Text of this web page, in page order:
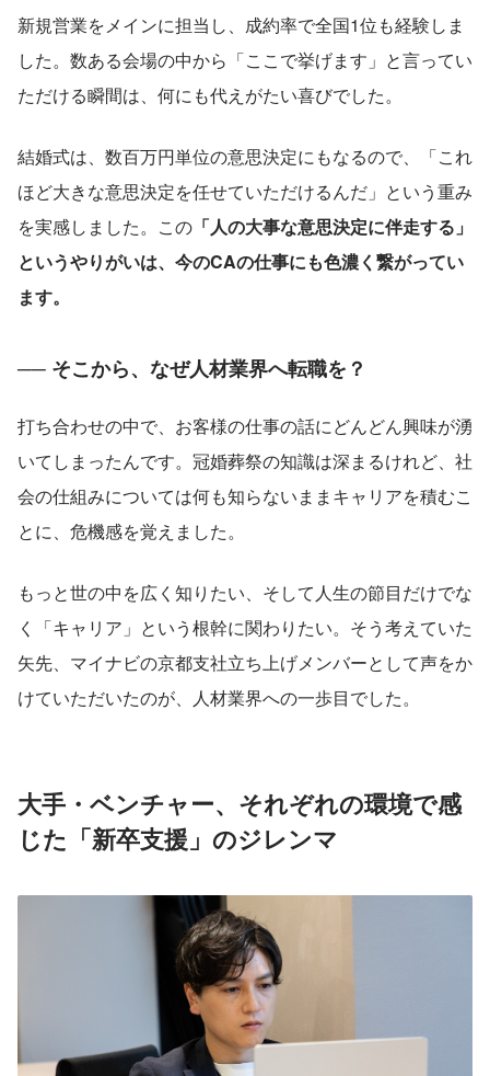
新規営業をメインに担当し、成約率で全国1位も経験しま
した。数ある会場の中から「ここで挙げます」と言ってい
ただける瞬間は、何にも代えがたい喜びでした。
結婚式は、数百万円単位の意思決定にもなるので、「これ
ほど大きな意思決定を任せていただけるんだ」という重み
を実感しました。この 「人の大事な意思決定に伴走する」
というやりがいは、今のCAの仕事にも色濃く繋がってい
ます。
── そこから、なぜ人材業界へ転職を？
打ち合わせの中で、お客様の仕事の話にどんどん興味が湧
いてしまったんです。冠婚葬祭の知識は深まるけれど、社
会の仕組みについては何も知らないままキャリアを積むこ
とに、危機感を覚えました。
もっと世の中を広く知りたい、そして人生の節目だけでな
く「キャリア」という根幹に関わりたい。そう考えていた
矢先、マイナビの京都支社立ち上げメンバーとして声をか
けていただいたのが、人材業界への一歩目でした。
大手・ベンチャー、それぞれの環境で感
じた「新卒支援」のジレンマ